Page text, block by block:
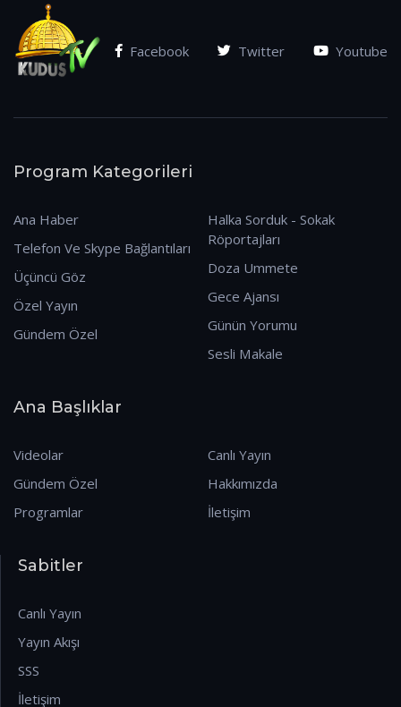
Facebook Twitter Youtube
Program Kategorileri
Ana Haber
Telefon Ve Skype Bağlantıları
Üçüncü Göz
Özel Yayın
Gündem Özel
Halka Sorduk - Sokak
Röportajları
Doza Ummete
Gece Ajansı
Günün Yorumu
Sesli Makale
Ana Başlıklar
Videolar
Gündem Özel
Programlar
Canlı Yayın
Hakkımızda
İletişim
Sabitler
Canlı Yayın
Yayın Akışı
SSS
İletişim